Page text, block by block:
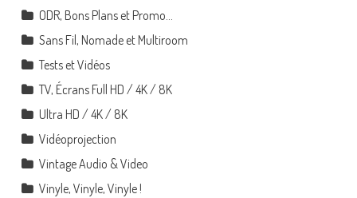
ODR, Bons Plans et Promo…
Sans Fil, Nomade et Multiroom
Tests et Vidéos
TV, Écrans Full HD / 4K / 8K
Ultra HD / 4K / 8K
Vidéoprojection
Vintage Audio & Video
Vinyle, Vinyle, Vinyle !